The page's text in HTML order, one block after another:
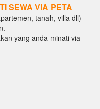
SEWA VIA PETA
tanah, villa dll)
yang anda minati via